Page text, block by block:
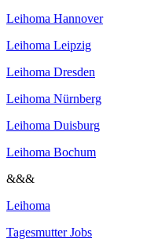
Leihoma Hannover
Leihoma Leipzig
Leihoma Dresden
Leihoma Nürnberg
Leihoma Duisburg
Leihoma Bochum
&&&
Leihoma
Tagesmutter Jobs